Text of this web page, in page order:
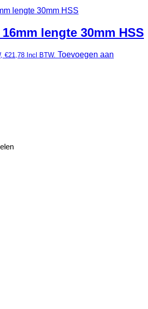
lengte 30mm HSS
€21,78 Incl BTW. Toevoegen aan